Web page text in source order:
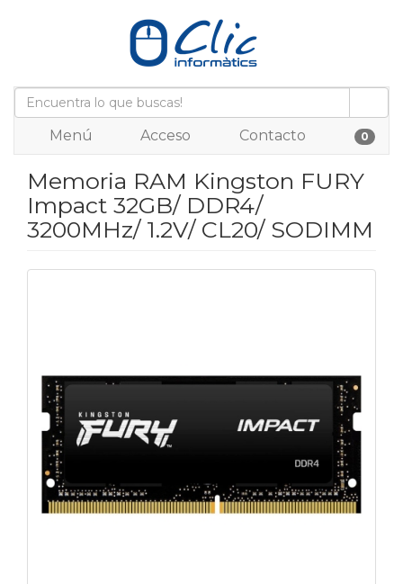
Menú Acceso Contacto 0
Memoria RAM Kingston FURY
Impact 32GB/ DDR4/
3200MHz/ 1.2V/ CL20/ SODIMM